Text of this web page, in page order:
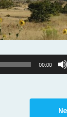
00:00